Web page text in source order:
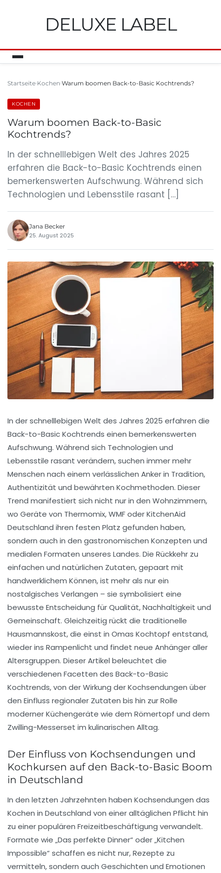
DELUXE LABEL
Startseite Kochen Warum boomen Back-to-Basic Kochtrends?
KOCHEN
Warum boomen Back-to-Basic
Kochtrends?
In der schnelllebigen Welt des Jahres 2025
erfahren die Back-to-Basic Kochtrends einen
bemerkenswerten Aufschwung. Während sich
Technologien und Lebensstile rasant […]
Jana Becker
25. August 2025
In der schnelllebigen Welt des Jahres 2025 erfahren die
Back-to-Basic Kochtrends einen bemerkenswerten
Aufschwung. Während sich Technologien und
Lebensstile rasant verändern, suchen immer mehr
Menschen nach einem verlässlichen Anker in Tradition,
Authentizität und bewährten Kochmethoden. Dieser
Trend manifestiert sich nicht nur in den Wohnzimmern,
wo Geräte von Thermomix, WMF oder KitchenAid
Deutschland ihren festen Platz gefunden haben,
sondern auch in den gastronomischen Konzepten und
medialen Formaten unseres Landes. Die Rückkehr zu
einfachen und natürlichen Zutaten, gepaart mit
handwerklichem Können, ist mehr als nur ein
nostalgisches Verlangen – sie symbolisiert eine
bewusste Entscheidung für Qualität, Nachhaltigkeit und
Gemeinschaft. Gleichzeitig rückt die traditionelle
Hausmannskost, die einst in Omas Kochtopf entstand,
wieder ins Rampenlicht und findet neue Anhänger aller
Altersgruppen. Dieser Artikel beleuchtet die
verschiedenen Facetten des Back-to-Basic
Kochtrends, von der Wirkung der Kochsendungen über
den Einfluss regionaler Zutaten bis hin zur Rolle
moderner Küchengeräte wie dem Römertopf und dem
Zwilling-Messerset im kulinarischen Alltag.
Der Einfluss von Kochsendungen und
Kochkursen auf den Back-to-Basic Boom
in Deutschland
In den letzten Jahrzehnten haben Kochsendungen das
Kochen in Deutschland von einer alltäglichen Pflicht hin
zu einer populären Freizeitbeschäftigung verwandelt.
Formate wie „Das perfekte Dinner“ oder „Kitchen
Impossible“ schaffen es nicht nur, Rezepte zu
vermitteln, sondern auch Geschichten und Emotionen